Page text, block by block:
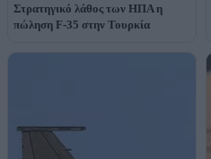
Στρατηγικό λάθος των ΗΠΑ η
πώληση F-35 στην Τουρκία